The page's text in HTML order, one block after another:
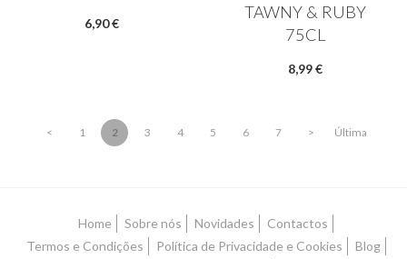
6,90 €
TAWNY & RUBY
75CL
8,99 €
< 1 2 3 4 5 6 7 > Última
Home Sobre nós Novidades
Contactos
Termos e Condições
Política de Privacidade e Cookies
Blog